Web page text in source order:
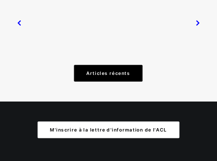
Articles récents
M'inscrire à la lettre d'information de l'ACL